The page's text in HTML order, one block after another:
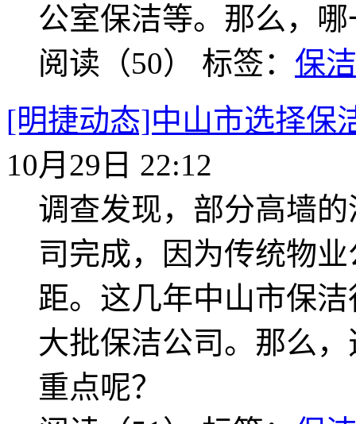
公室保洁等。那么，
阅读（50） 标签： 保
[明捷动态]中山市选择保
10月29日 22:12
调查发现，部分高墙
司完成，因为传统物
距。这几年中山市保
大批保洁公司。那么
重点呢？